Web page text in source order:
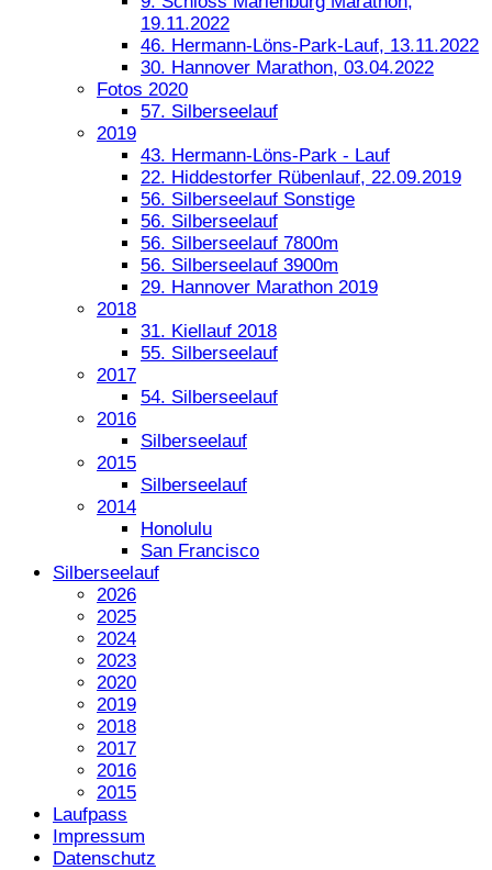
19.11.2022
46. Hermann-Löns-Park-Lauf, 13.11.2022
30. Hannover Marathon, 03.04.2022
Fotos 2020
57. Silberseelauf
2019
43. Hermann-Löns-Park - Lauf
22. Hiddestorfer Rübenlauf, 22.09.2019
56. Silberseelauf Sonstige
56. Silberseelauf
56. Silberseelauf 7800m
56. Silberseelauf 3900m
29. Hannover Marathon 2019
2018
31. Kiellauf 2018
55. Silberseelauf
2017
54. Silberseelauf
2016
Silberseelauf
2015
Silberseelauf
2014
Honolulu
San Francisco
Silberseelauf
2026
2025
2024
2023
2020
2019
2018
2017
2016
2015
Laufpass
Impressum
Datenschutz